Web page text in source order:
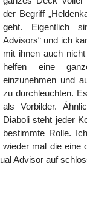
der Begriff
geht. Eigentlich
Advisors“ und ich
mit ihnen auch
helfen eine
einzunehmen und
zu durchleuchten.
als Vorbilder.
Diaboli steht jeder
bestimmte Rolle.
wieder mal die eine
Advisor auf